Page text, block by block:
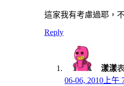
這家我有考慮過耶，
Reply
漾漾
06-06, 2010上午